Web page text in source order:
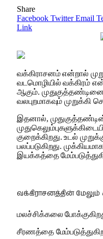
Share
Facebook Twitter Email
Link
வக்கிராசனம் என்றால்
வடமொழியில் வக்கிரம்
ஆகும். முதுகுத்தண்டினை
வலபுறமாகவும் முறுக்கி
இதனால்,
குறைக்கிறது. உடல்
பலப்படுகிறது.
இயக்கத்தை
வக்கிராசனத்தின்
மலச்சிக்கலை
சீரணத்தை